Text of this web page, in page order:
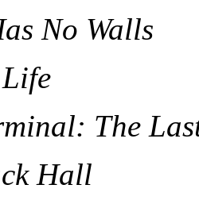
No Walls
The
Hall